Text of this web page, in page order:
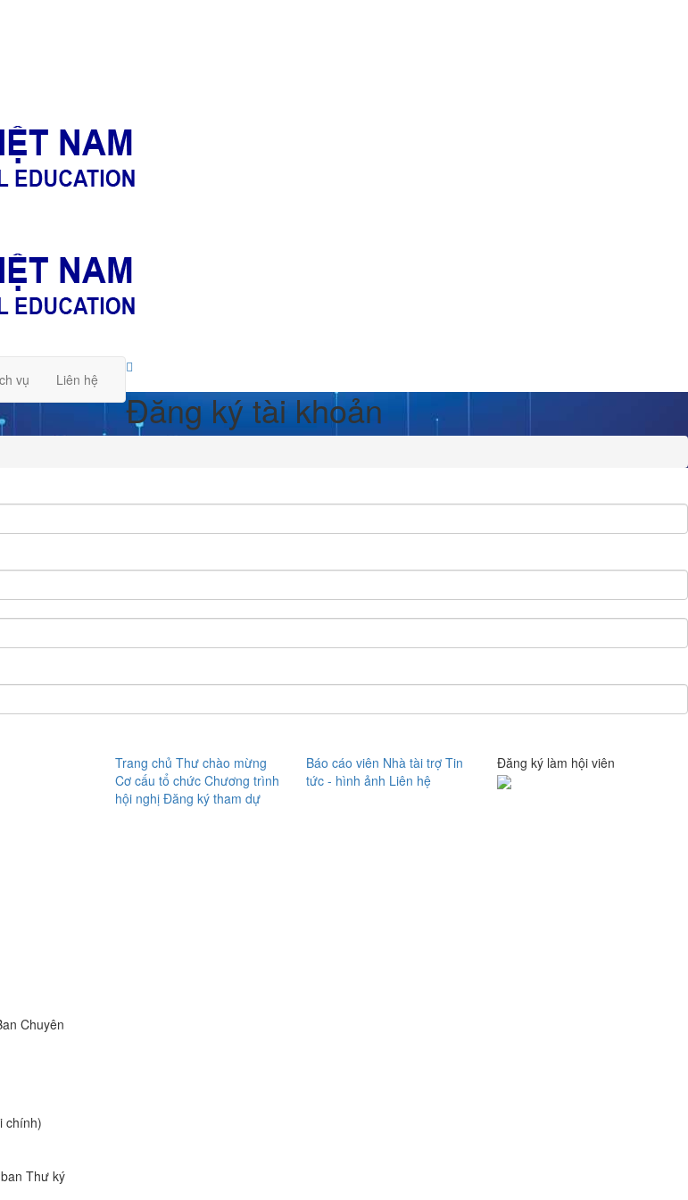
vụ Liên hệ
Đăng ký tài khoản
Chuyên
chính)
Thư ký
Trang chủ Thư chào mừng
Cơ cấu tổ chức Chương trình
hội nghị Đăng ký tham dự
Báo cáo viên Nhà tài trợ Tin
tức - hình ảnh Liên hệ
Đăng ký làm hội viên